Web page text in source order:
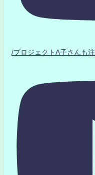
/プロジェクトA子さんも